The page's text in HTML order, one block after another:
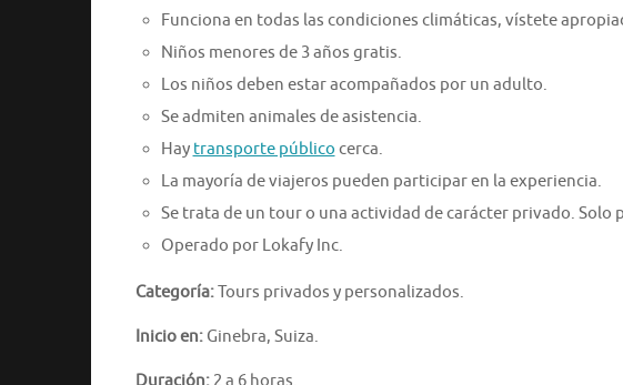
Funciona en todas las condiciones climáticas, vístete
Niños menores de 3 años gratis.
Los niños deben estar acompañados por un adulto.
Se admiten animales de asistencia.
Hay transporte público cerca.
La mayoría de viajeros pueden participar en la experiencia.
Se trata de un tour o una actividad de carácter privado. Solo
Operado por Lokafy Inc.
Categoría:Tours privados y personalizados.
Inicio en: Ginebra, Suiza.
Duración: 2 a 6 horas.